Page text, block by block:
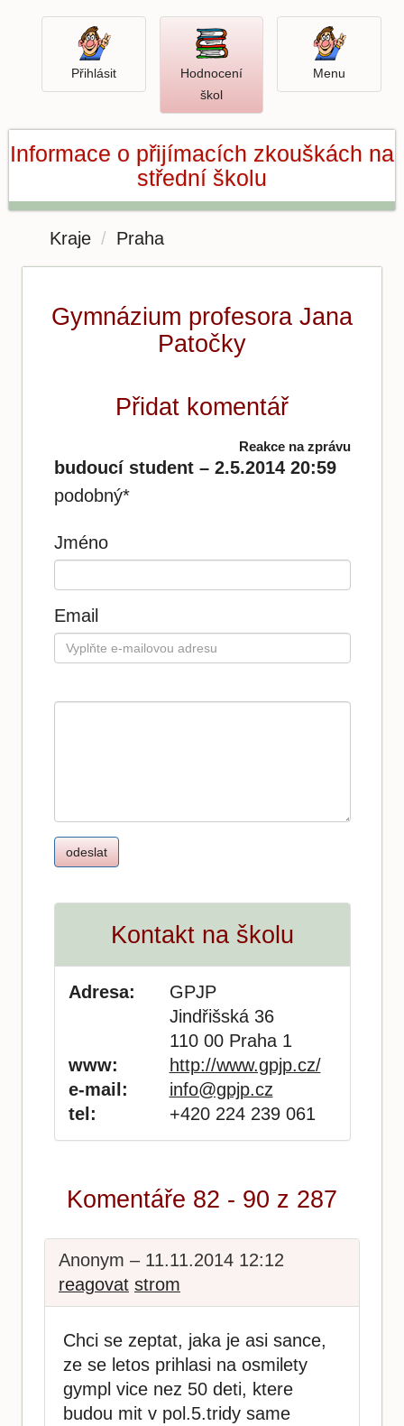
Menu
Hodnocení
školOtevři
hodnocení
PřihlásitPřihlásit
Informace o přijímacích zkouškách na
střední školu
Kraje Praha
Gymnázium profesora Jana
Patočky
Přidat komentář
Reakce na zprávu
budoucí student – 2.5.2014 20:59
podobný*
Jméno
Email
Kontakt na školu
Adresa:
GPJP
Jindřišská 36
110 00 Praha 1
www:
http://www.gpjp.cz/
e-mail:
info@gpjp.cz
tel:
+420 224 239 061
Komentáře 82 - 90 z 287
Anonym – 11.11.2014 12:12
reagovat strom
Chci se zeptat, jaka je asi sance,
ze se letos prihlasi na osmilety
gympl vice nez 50 deti, ktere
budou mit v pol.5.tridy same